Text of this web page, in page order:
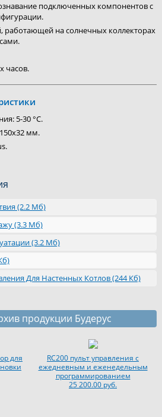
подключенных компонентов с
работающей на солнечных коллекторах
часов.
5-30 °С.
мм.
(2.2 Мб)
(3.3 Мб)
(3.2 Мб)
Для Настенных Котлов (244 Кб)
продукции Будерус
для
RC200 пульт управления с
ежедневным и еженедельным
программированием
25 200.00 руб.